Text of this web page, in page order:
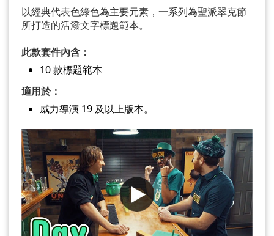
以經典代表色綠色為主要元素，一系列為聖派翠克節
所打造的活潑文字標題範本。
此款套件內含：
10 款標題範本
適用於：
威力導演 19 及以上版本。